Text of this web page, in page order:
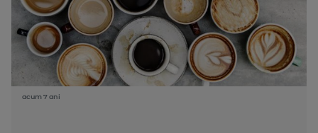
acum 7 ani